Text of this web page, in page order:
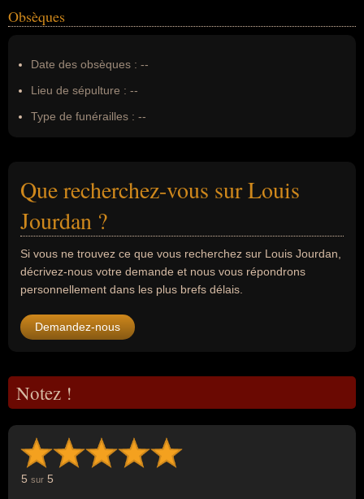
Obsèques
Date des obsèques : --
Lieu de sépulture : --
Type de funérailles : --
Que recherchez-vous sur Louis
Jourdan ?
Si vous ne trouvez ce que vous recherchez sur Louis Jourdan,
décrivez-nous votre demande et nous vous répondrons
personnellement dans les plus brefs délais.
Demandez-nous
Notez !
5 sur 5